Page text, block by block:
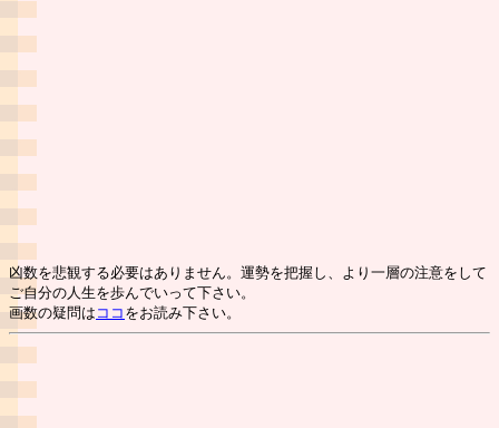
凶数を悲観する必要はありません。運勢を把握し、より一層の注意をして
ご自分の人生を歩んでいって下さい。
画数の疑問は ココ をお読み下さい。